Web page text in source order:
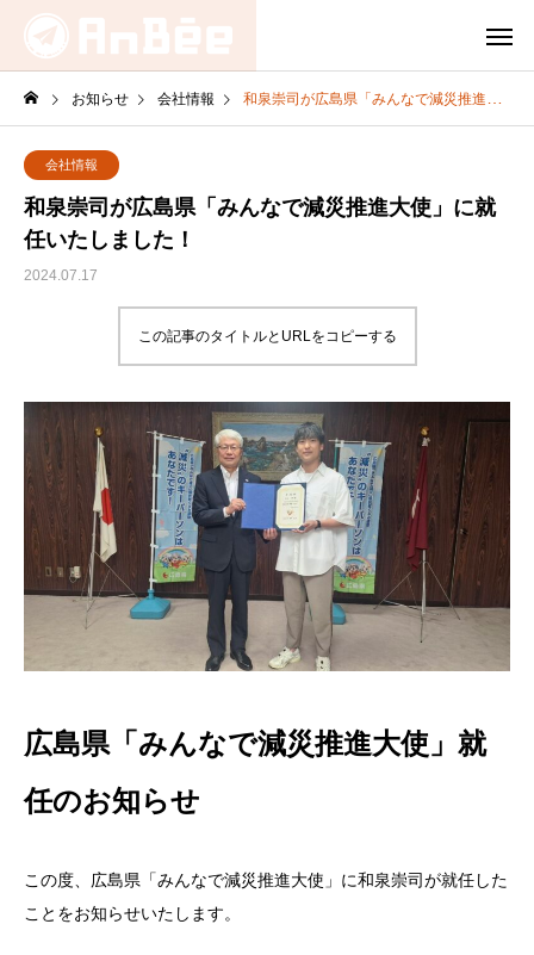
お知らせ 会社情報 和泉崇司が広島県「みんなで減災推進大使」に就任いたしました！
会社情報
和泉崇司が広島県「みんなで減災推進大使」に就
任いたしました！
2024.07.17
この記事のタイトルとURLをコピーする
広島県「みんなで減災推進大使」就
任のお知らせ
この度、広島県「みんなで減災推進大使」に和泉崇司が就任した
ことをお知らせいたします。